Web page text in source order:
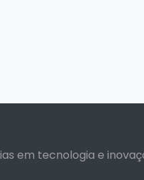
em tecnologia e